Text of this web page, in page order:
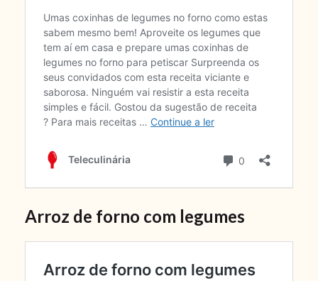
Arroz de forno com legumes